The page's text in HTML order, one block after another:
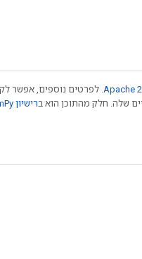
Apache . לפרטים נוספים, אפשר
רישיון NumPy‏